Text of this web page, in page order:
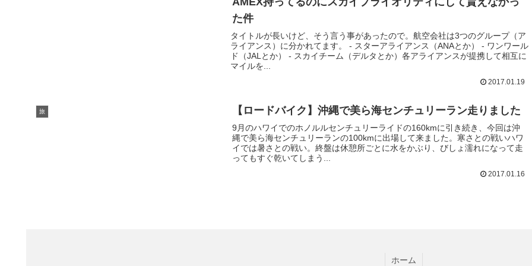
た件
タイトルが長いけど、そう言う事があったので。航空会社は3つのグループ（ア
ライアンス）に分かれてます。 - スターアライアンス（ANAとか） - ワンワール
ド（JALとか） - スカイチーム（デルタとか）各アライアンスが提携して相互に
マイルを...
2017.01.19
旅 【ロードバイク】沖縄で美ら海センチュリーラン走りました
9月のハワイでのホノルルセンチュリーライドの160kmに引き続き、今回は沖
縄で美ら海センチュリーランの100kmに出場して来ました。寒さとの戦いハワ
イでは暑さとの戦い。終盤は休憩所ごとに水をかぶり、びしょ濡れになって走
ってもすぐ乾いてしまう...
2017.01.16
ホーム